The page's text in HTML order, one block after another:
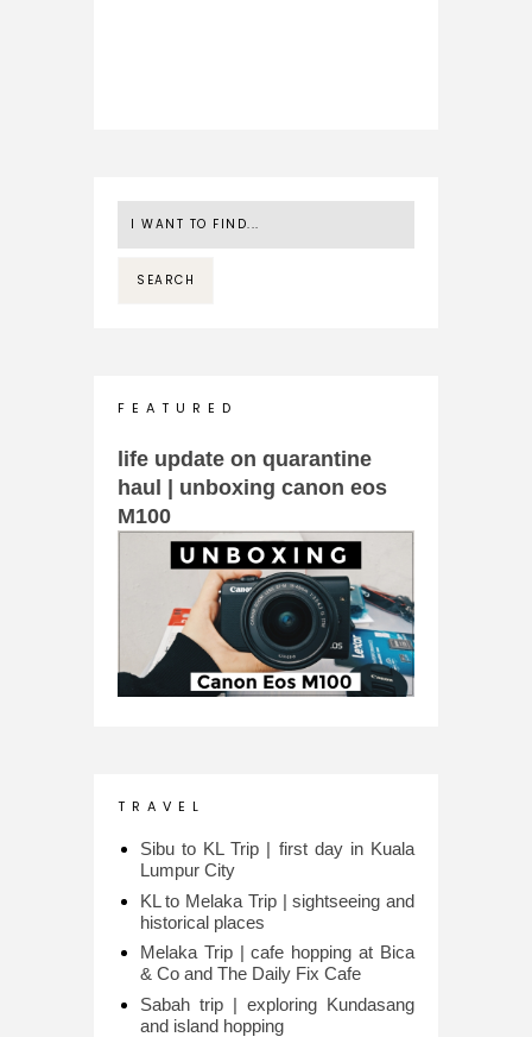
F E A T U R E D
life update on quarantine
haul | unboxing canon eos
M100
T R A V E L
Sibu to KL Trip | first day in Kuala
Lumpur City
KL to Melaka Trip | sightseeing and
historical places
Melaka Trip | cafe hopping at Bica
& Co and The Daily Fix Cafe
Sabah trip | exploring Kundasang
and island hopping